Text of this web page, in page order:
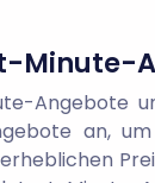
Minute-
Angebote
an,